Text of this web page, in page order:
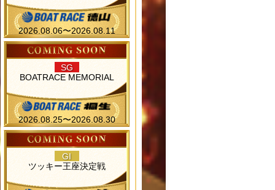
2026.08.06〜2026.08.11
SG
BOATRACE MEMORIAL
2026.08.25〜2026.08.30
GI
ツッキー王座決定戦